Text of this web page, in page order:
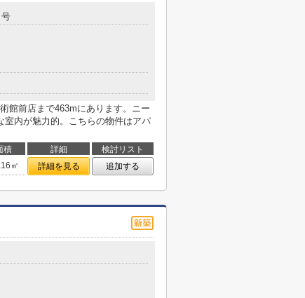
号
館前店まで463mにあります。ニー
室内が魅力的。こちらの物件はアパ
積 詳細
検討リスト
㎡ 詳細を見る 追加する